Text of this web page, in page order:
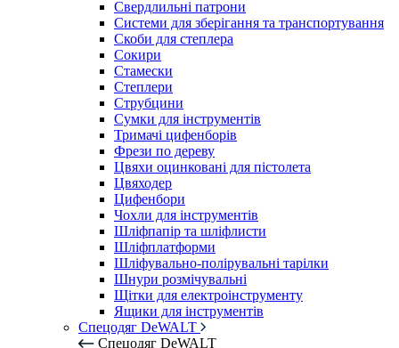
Свердлильні патрони
Системи для зберігання та транспортування
Скоби для степлера
Сокири
Стамески
Степлери
Струбцини
Сумки для інструментів
Тримачі цифенборів
Фрези по дереву
Цвяхи оцинковані для пістолета
Цвяходер
Цифенбори
Чохли для інструментів
Шліфпапір та шліфлисти
Шліфплатформи
Шліфувально-полірувальні тарілки
Шнури розмічувальні
Щітки для електроінструменту
Ящики для інструментів
Спецодяг DeWALT
Спецодяг DeWALT